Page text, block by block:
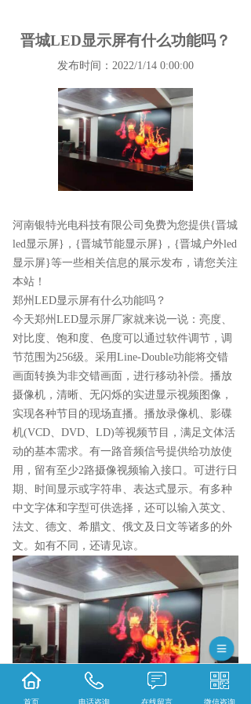
晋城LED显示屏有什么功能吗？
发布时间：2022/1/14 0:00:00
河南银特光电科技有限公司免费为您提供{晋城
led显示屏} ，{晋城节能显示屏}，{晋城户外led
显示屏}等一些相关信息的展示发布，请您关注
本站！
郑州LED显示屏有什么功能吗？
今天郑州LED显示屏厂家就来说一说：亮度、
对比度、饱和度、色度可以通过软件调节，调
节范围为256级。采用Line-Double功能将交错
画面转换为非交错画面，进行移动补偿。播放
摄像机，清晰、无闪烁的实进显示视频图像，
实现各种节目的现场直播。播放录像机、影碟
机(VCD、DVD、LD)等视频节目，满足文体活
动的基本需求。有一路音频信号提供给功放使
用，留有至少2路摄像视频输入接口。可进行日
期、时间显示或字符串、表达式显示。有多种
中文字体和字型可供选择，还可以输入英文、
法文、德文、希腊文、俄文及日文等诸多的外
文。如有不同，还请见谅。
首页 电话咨询 在线留言 微信咨询